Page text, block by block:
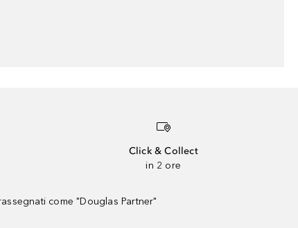
Click & Collect
in 2 ore
come "Douglas Partner"